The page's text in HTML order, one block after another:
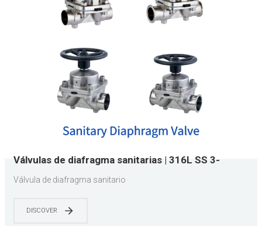
Válvulas de diafragma sanitarias | 316L SS 3-
A/Certificación EHEDG | Grado farmacéutico y
Válvula de diafragma sanitario
DISCOVER